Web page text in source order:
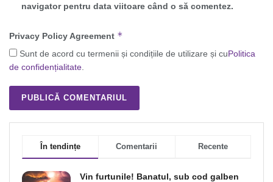
navigator pentru data viitoare când o să comentez.
Privacy Policy Agreement *
Sunt de acord cu termenii și condițiile de utilizare și cuPolitica
de confidențialitate
În tendințe Comentarii Recente
Vin furtunile! Banatul, sub cod galben